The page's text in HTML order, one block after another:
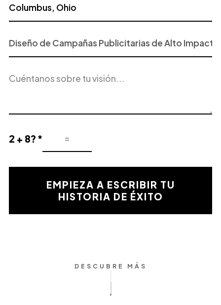
o
Servicio
Interés
del
2 + 8? *
Resultado
la
EMPIEZA A ESCRIBIR TU
HISTORIA DE ÉXITO
DESCUBRE MÁS